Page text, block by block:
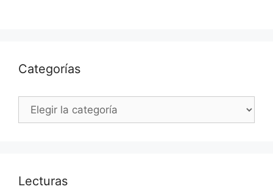
Categorías
Categorías
Lecturas